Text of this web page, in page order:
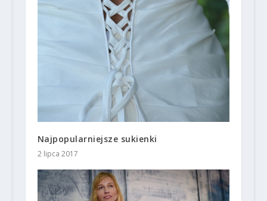
Najpopularniejsze sukienki
2 lipca 2017